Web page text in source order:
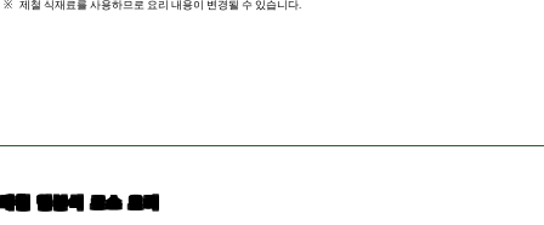
※
제철 식재료를 사용하므로 요리 내용이 변경될 수 있습니다.
제철 일본식 코스 요리